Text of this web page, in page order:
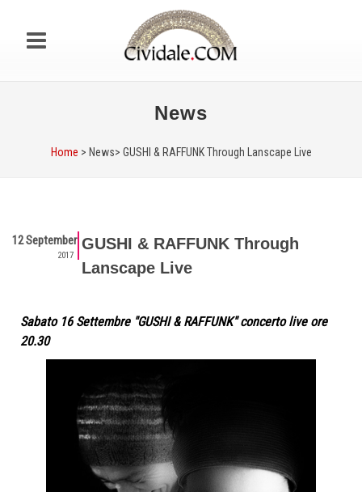
News
Home > News> GUSHI & RAFFUNK Through Lanscape Live
12 September
2017
GUSHI & RAFFUNK Through
Lanscape Live
Sabato 16 Settembre "GUSHI & RAFFUNK" concerto live ore
20.30